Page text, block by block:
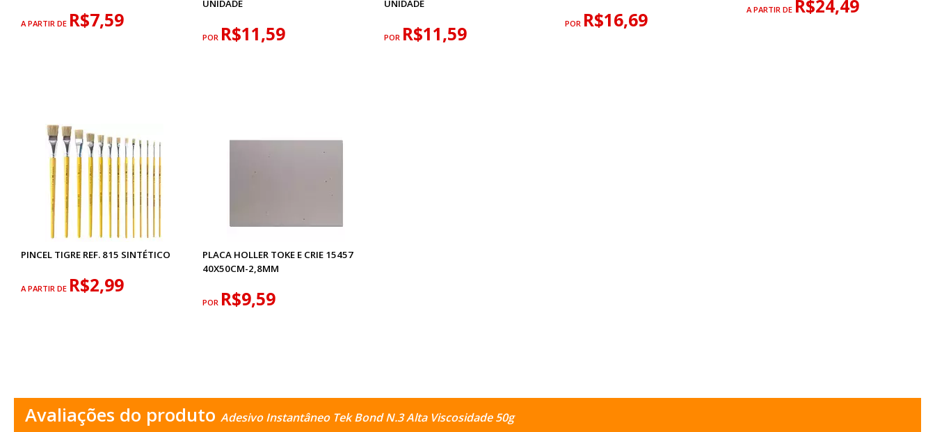
A PARTIR DE R$7,59
UNIDADE
POR R$11,59
UNIDADE
POR R$11,59 POR R$16,69 A PARTIR DE R$24,49
PINCEL TIGRE REF. 815 SINTÉTICO
A PARTIR DE R$2,99
PLACA HOLLER TOKE E CRIE 15457
40X50CM-2,8MM
POR R$9,59
Avaliações do produto Adesivo Instantâneo Tek Bond N.3 Alta Viscosidade 50g